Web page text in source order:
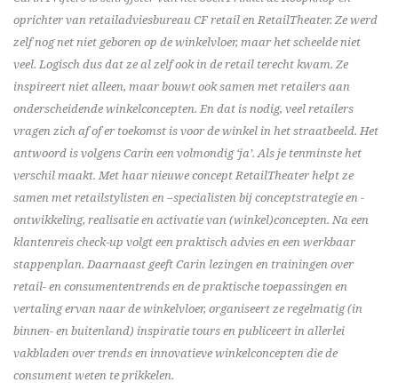
oprichter van retailadviesbureau CF retail en RetailTheater. Ze werd
zelf nog net niet geboren op de winkelvloer, maar het scheelde niet
veel. Logisch dus dat ze al zelf ook in de retail terecht kwam. Ze
inspireert niet alleen, maar bouwt ook samen met retailers aan
onderscheidende winkelconcepten. En dat is nodig, veel retailers
vragen zich af of er toekomst is voor de winkel in het straatbeeld. Het
antwoord is volgens Carin een volmondig ‘ja’. Als je tenminste het
verschil maakt. Met haar nieuwe concept RetailTheater helpt ze
samen met retailstylisten en –specialisten bij conceptstrategie en -
ontwikkeling, realisatie en activatie van (winkel)concepten. Na een
klantenreis check-up volgt een praktisch advies en een werkbaar
stappenplan. Daarnaast geeft Carin lezingen en trainingen over
retail- en consumententrends en de praktische toepassingen en
vertaling ervan naar de winkelvloer, organiseert ze regelmatig (in
binnen- en buitenland) inspiratie tours en publiceert in allerlei
vakbladen over trends en innovatieve winkelconcepten die de
consument weten te prikkelen.